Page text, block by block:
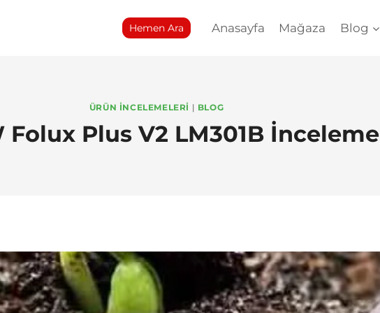
Hemen Ara Anasayfa Mağaza Blog
ÜRÜN İNCELEMELERI | BLOG
Folux Plus V2 LM301B İnceleme